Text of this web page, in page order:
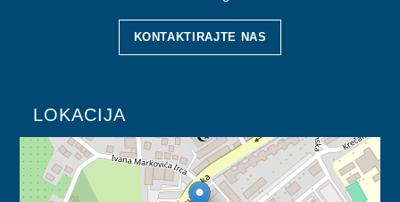
KONTAKTIRAJTE NAS
LOKACIJA